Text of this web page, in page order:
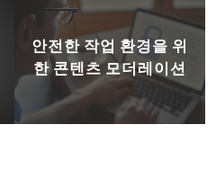
안전한 작업 환경을 위
한 콘텐츠 모더레이션